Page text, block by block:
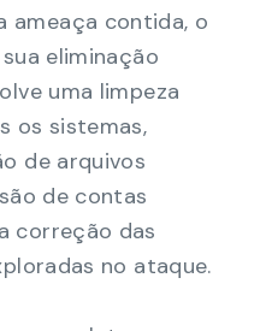
ameaça contida, o
eliminação
uma limpeza
os sistemas,
de arquivos
de contas
correção das
no ataque.